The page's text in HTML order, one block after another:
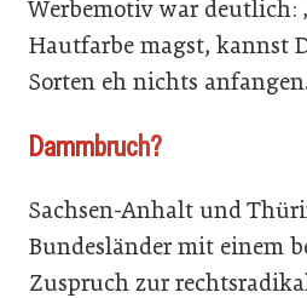
Werbemotiv war deutlich:
Hautfarbe magst, kannst
Sorten eh nichts
Dammbruch?
Sachsen-Anhalt und
Bundesländer mit einem
Zuspruch zur